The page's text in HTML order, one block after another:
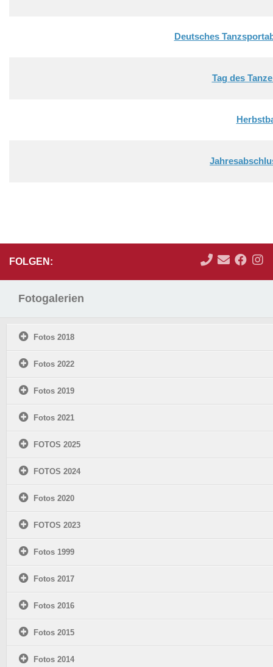
Deutsches
Tag des
FOLGEN:
Fotogalerien
Fotos 2018
Fotos 2022
Fotos 2019
Fotos 2021
FOTOS 2025
FOTOS 2024
Fotos 2020
FOTOS 2023
Fotos 1999
Fotos 2017
Fotos 2016
Fotos 2015
Fotos 2014